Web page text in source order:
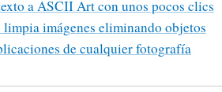
a ASCII Art con unos pocos clics
imágenes eliminando objetos
de cualquier fotografía